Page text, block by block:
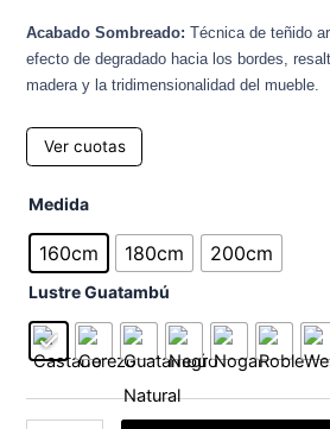
Acabado Sombreado: Técnica de teñido
efecto de degradado hacia los bordes,
madera y la tridimensionalidad del mueble.
Ver cuotas
Medida
160cm 180cm 200cm
Lustre Guatambú
Respaldo
cama
Versalles
cantidad